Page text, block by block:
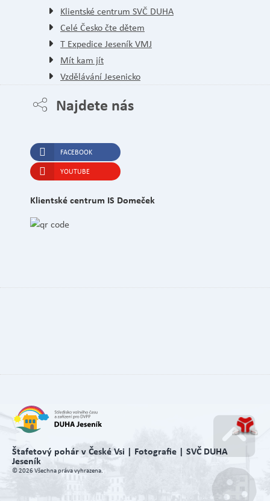
Klientské centrum SVČ DUHA
Celé Česko čte dětem
T Expedice Jeseník VMJ
Mít kam jít
Vzdělávání Jesenicko
Najdete nás
FACEBOOK
YOUTUBE
Klientské centrum IS Domeček
Štafetový pohár v České Vsi | Fotografie | SVČ DUHA
Jeseník
© 2026 Všechna práva vyhrazena. Go